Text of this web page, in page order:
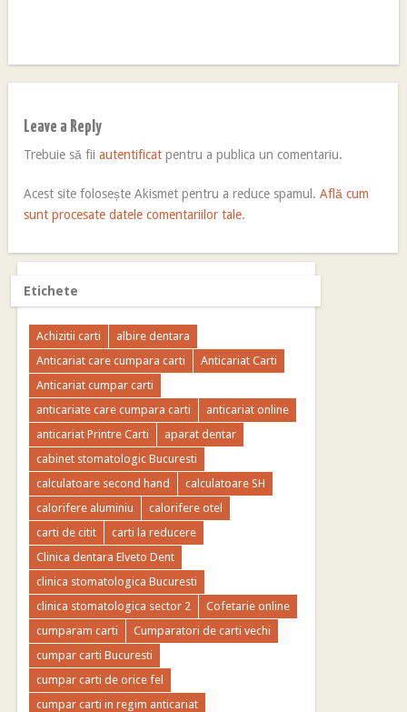
Leave a Reply
Trebuie să fiiautentificat pentru a publica un comentariu.
Acest site folosește Akismet pentru a reduce spamul.Află cum
sunt procesate datele comentariilor tale.
Etichete
Achizitii carti
albire dentara
Anticariat care cumpara carti
Anticariat Carti
Anticariat cumpar carti
anticariate care cumpara carti
anticariat online
anticariat Printre Carti
aparat dentar
cabinet stomatologic Bucuresti
calculatoare second hand
calculatoare SH
calorifere aluminiu
calorifere otel
carti de citit
carti la reducere
Clinica dentara Elveto Dent
clinica stomatologica Bucuresti
clinica stomatologica sector 2
Cofetarie online
cumparam carti
Cumparatori de carti vechi
cumpar carti Bucuresti
cumpar carti de orice fel
cumpar carti in regim anticariat